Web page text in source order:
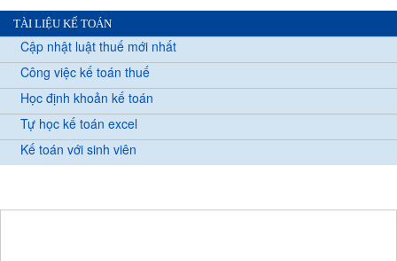
TÀI LIỆU KẾ TOÁN
Cập nhật luật thuế mới nhất
Công việc kế toán thuế
Học định khoản kế toán
Tự học kế toán excel
Kế toán với sinh viên